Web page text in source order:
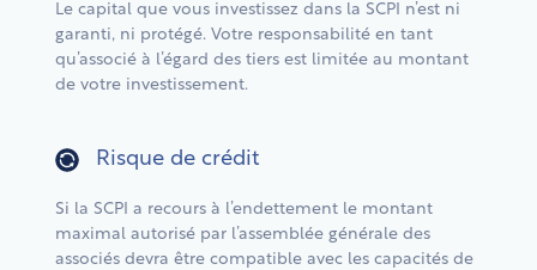
Le capital que vous investissez dans la SCPI n’est ni
garanti, ni protégé. Votre responsabilité en tant
qu’associé à l’égard des tiers est limitée au montant
de votre investissement.
Risque de crédit
Si la SCPI a recours à l’endettement le montant
maximal autorisé par l’assemblée générale des
associés devra être compatible avec les capacités de